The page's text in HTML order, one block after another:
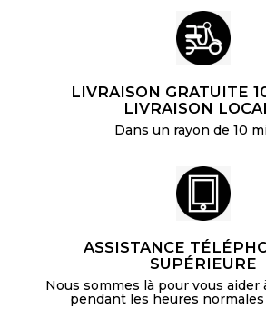
LIVRAISON GRATUITE
LIVRAISON
Dans un rayon de 10
ASSISTANCE
SUPÉRIEURE
Nous sommes là pour vous
pendant les heures normales